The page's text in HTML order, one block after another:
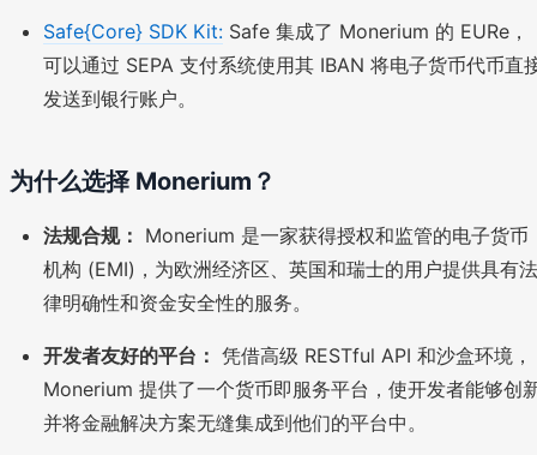
Safe{Core} SDK Kit: Safe 集成了 Monerium 的 EURe，
可以通过 SEPA 支付系统使用其 IBAN 将电子货币代币直
发送到银行账户。
为什么选择 Monerium？
法规合规： Monerium 是一家获得授权和监管的电子货币
机构 (EMI)，为欧洲经济区、英国和瑞士的用户提供具有法
律明确性和资金安全性的服务。
开发者友好的平台： 凭借高级 RESTful API 和沙盒环境，
Monerium 提供了一个货币即服务平台，使开发者能够创
并将金融解决方案无缝集成到他们的平台中。